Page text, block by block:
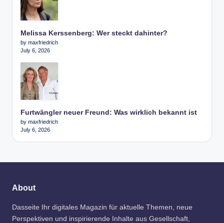
Melissa Kerssenberg: Wer steckt dahinter?
by maxfriedrich
July 6, 2026
Furtwängler neuer Freund: Was wirklich bekannt ist
by maxfriedrich
July 6, 2026
About
Dasseite Ihr digitales Magazin für aktuelle Themen, neue
Perspektiven und inspirierende Inhalte aus Gesellschaft,